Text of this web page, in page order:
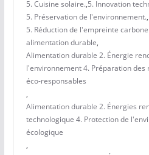
5. Cuisine solaire.,5. Innovation
5. Préservation de l'environnement.,
5. Réduction de l'empreinte carbone.
alimentation durable,
Alimentation durable 2. Énergie
l'environnement 4. Préparation des
éco-responsables
,
Alimentation durable 2. Énergies
technologique 4. Protection de
écologique
,